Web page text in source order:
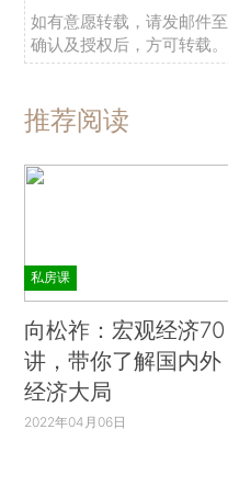
如有意愿转载，请发邮件至
确认及授权后，方可转载。
推荐阅读
私房课
向松祚：宏观经济70
讲，带你了解国内外
经济大局
2022年04月06日